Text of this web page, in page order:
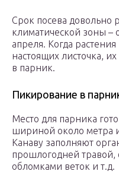
Срок посева довольно
климатической зоны –
апреля. Когда
настоящих листочка,
в парник.
Пикирование в
Место для парника
шириной около метра
Канаву заполняют
прошлогодней
обломками веток и т.д.